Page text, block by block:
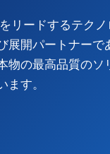
リードするテクノ
展開パートナーで
物の最高品質のソ
ます。